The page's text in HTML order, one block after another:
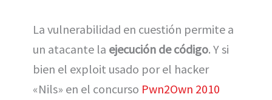
La vulnerabilidad en cuestión permite a
un atacante la ejecución de código. Y si
bien el exploit usado por el hacker
«Nils» en el concurso Pwn2Own 2010